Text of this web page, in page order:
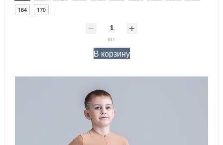
164
170
шт
В корзину